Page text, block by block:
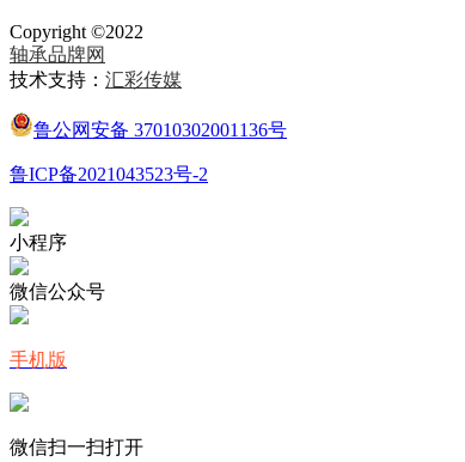
Copyright ©2022
轴承品牌网
技术支持： 汇彩传媒
鲁公网安备 37010302001136号
鲁ICP备2021043523号-2
小程序
微信公众号
手机版
微信扫一扫打开